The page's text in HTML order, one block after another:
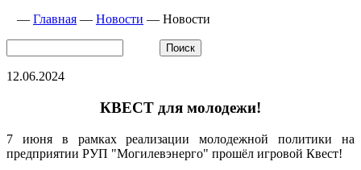
— Главная — Новости — Новости
12.06.2024
КВЕСТ для молодежи!
7 июня в рамках реализации молодежной политики на
предприятии РУП "Могилевэнерго" прошёл игровой Квест!